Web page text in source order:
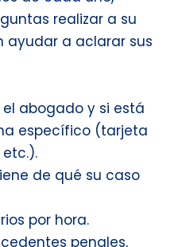
realizar a su
ayudar a aclarar sus
abogado y si está
específico (tarjeta
de qué su caso
por hora.
penales,